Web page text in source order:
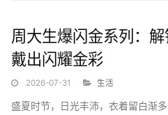
成、AI智能体、全自动内...
周大生爆闪金系列：解
戴出闪耀金彩
2026-07-31 生活
盛夏时节，日光丰沛，衣着留白渐